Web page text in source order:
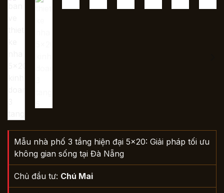
Mẫu nhà phố 3 tầng hiện đại 5×20: Giải pháp tối ưu
không gian sống tại Đà Nẵng
Chủ đầu tư: Chú Mai